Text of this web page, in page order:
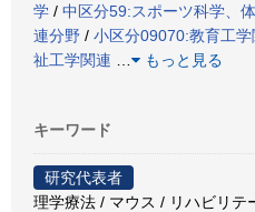
学 / 中区分59:スポーツ科学、
連分野 / 小区分09070:教育工学
祉工学関連
もっと見る
キーワード
研究代表者
理学療法 / マウス / リハビリテ